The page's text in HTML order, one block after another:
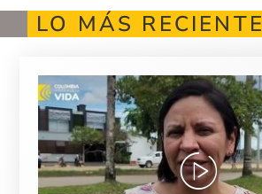
LO MÁS RECIENTE